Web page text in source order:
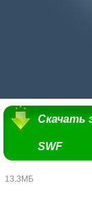
Скачать
SWF
13.3МБ